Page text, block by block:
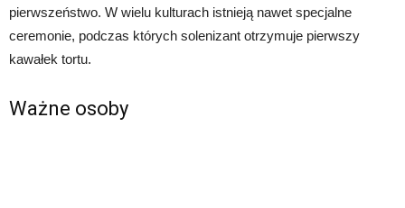
pierwszeństwo. W wielu kulturach istnieją nawet specjalne
ceremonie, podczas których solenizant otrzymuje pierwszy
kawałek tortu.
Ważne osoby